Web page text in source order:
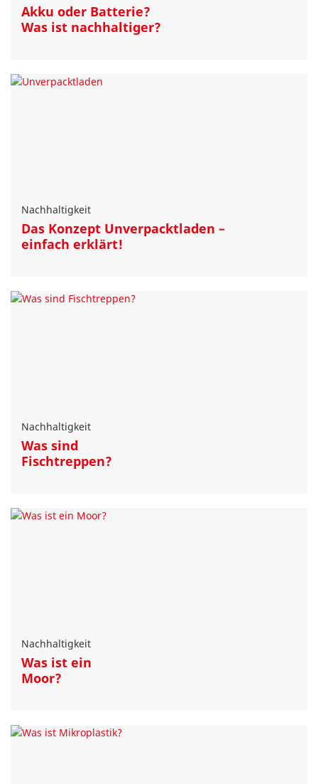
Akku oder Batterie?
Was ist nachhaltiger?
Nachhaltigkeit
Das Konzept Unverpacktladen –
einfach erklärt!
Nachhaltigkeit
Was sind
Fischtreppen?
Nachhaltigkeit
Was ist ein
Moor?